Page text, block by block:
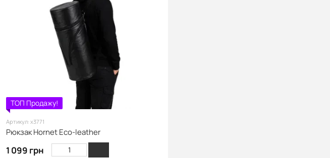
ТОП Продажу!
Артикул: х3771
Рюкзак Hornet Eco-leather
1 099 грн